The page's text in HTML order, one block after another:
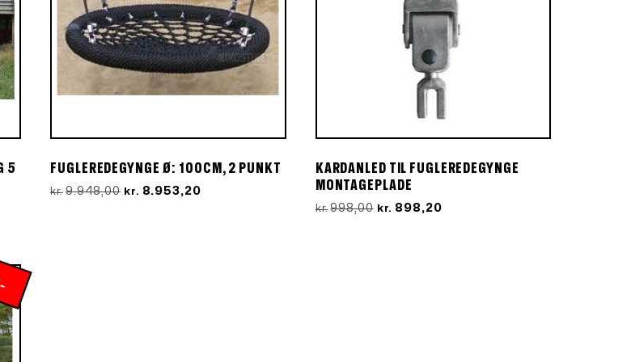
5
FUGLEREDEGYNGE Ø: 100CM, 2 PUNKT
kr. 9.948,00 Den
kr. 8.953,20Den
KARDANLED TIL FUGLEREDEGYNGE
MONTAGEPLADE
kr. 998,00 Den
kr. 898,20Den